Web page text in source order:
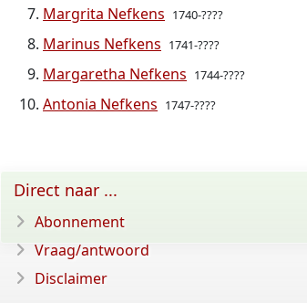
Margrita Nefkens 1740-????
Marinus Nefkens 1741-????
Margaretha Nefkens 1744-????
Antonia Nefkens 1747-????
Direct naar ...
Abonnement
Vraag/antwoord
Disclaimer